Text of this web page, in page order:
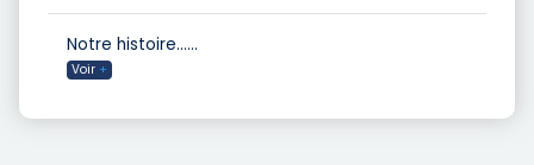
Notre histoire…...
Voir +